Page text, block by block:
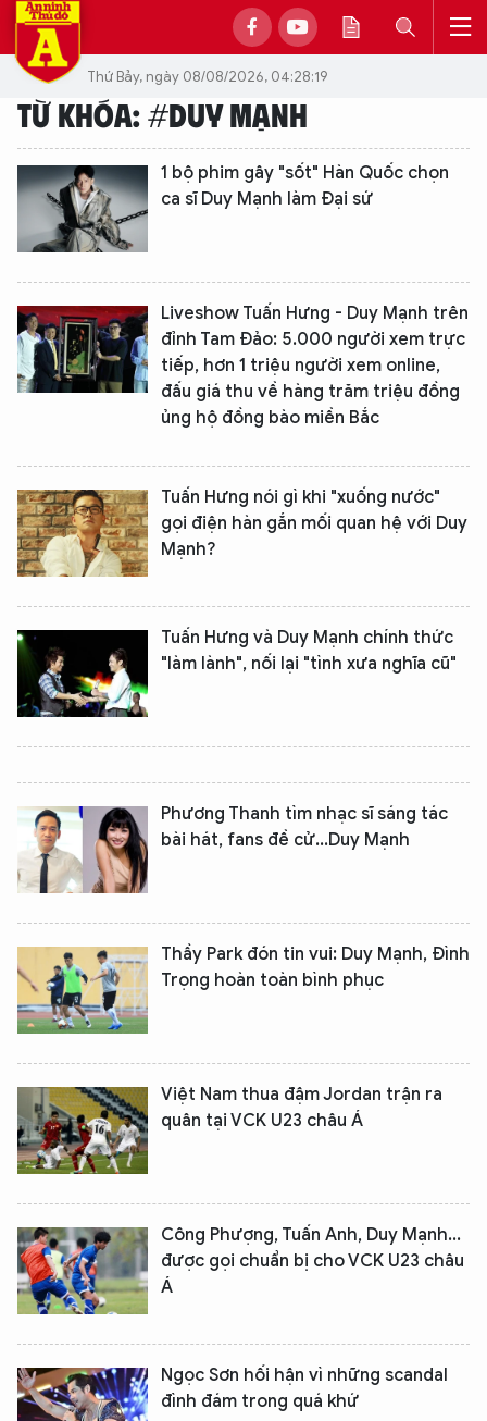
Thứ Bảy, ngày 08/08/2026, 04:28:19
TỪ KHÓA: #DUY MẠNH
1 bộ phim gây "sốt" Hàn Quốc chọn
ca sĩ Duy Mạnh làm Đại sứ
Liveshow Tuấn Hưng - Duy Mạnh trên
đỉnh Tam Đảo: 5.000 người xem trực
tiếp, hơn 1 triệu người xem online,
đấu giá thu về hàng trăm triệu đồng
ủng hộ đồng bào miền Bắc
Tuấn Hưng nói gì khi "xuống nước"
gọi điện hàn gắn mối quan hệ với Duy
Mạnh?
Tuấn Hưng và Duy Mạnh chính thức
"làm lành", nối lại "tình xưa nghĩa cũ"
Phương Thanh tìm nhạc sĩ sáng tác
bài hát, fans đề cử...Duy Mạnh
Thầy Park đón tin vui: Duy Mạnh, Đình
Trọng hoàn toàn bình phục
Việt Nam thua đậm Jordan trận ra
quân tại VCK U23 châu Á
Công Phượng, Tuấn Anh, Duy Mạnh...
được gọi chuẩn bị cho VCK U23 châu
Á
Ngọc Sơn hối hận vì những scandal
đình đám trong quá khứ
XIN CHÀO,
TÔI LÀ CHATBOT CỦA
An Ninh Thủ Đô nhé. Tôi sẵn sàng hỗ trợ!